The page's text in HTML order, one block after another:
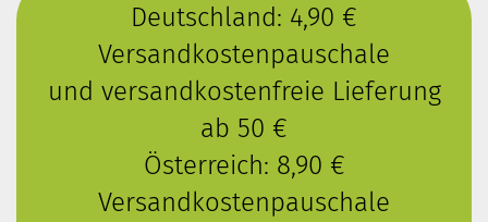
Deutschland: 4,90 €
Versandkostenpauschale
und versandkostenfreie Lieferung
ab 50 €
Österreich: 8,90 €
Versandkostenpauschale